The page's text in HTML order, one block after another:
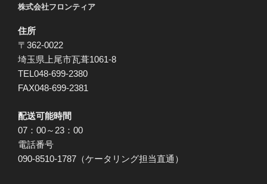
株式会社フロンティア
住所
〒362-0022
埼玉県上尾市瓦葺1061-8
TEL048-699-2380
FAX048-699-2381
配送可能時間
07：00～23：00
電話番号
090-8510-1787（ケータリング担当直通）